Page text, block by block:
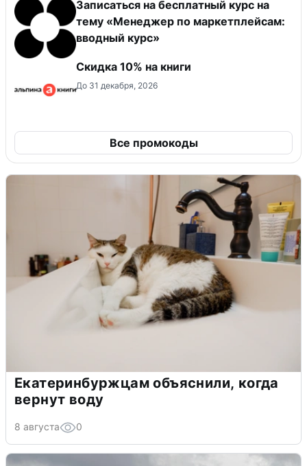
Записаться на бесплатный курс на
тему «Менеджер по маркетплейсам:
вводный курс»
Скидка 10% на книги
До 31 декабря, 2026
Все промокоды
Екатеринбуржцам объяснили, когда
вернут воду
8 августа 0